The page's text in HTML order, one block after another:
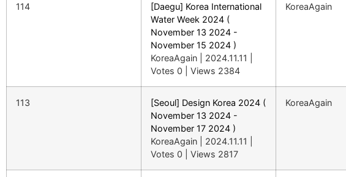
114
[Daegu] Korea International
Water Week 2024 (
November 13 2024 -
November 15 2024 )
KoreaAgain
2024.11.11
Votes 0
Views 2384
KoreaAgain
113
[Seoul] Design Korea 2024 (
November 13 2024 -
November 17 2024 )
KoreaAgain
2024.11.11
Votes 0
Views 2817
KoreaAgain